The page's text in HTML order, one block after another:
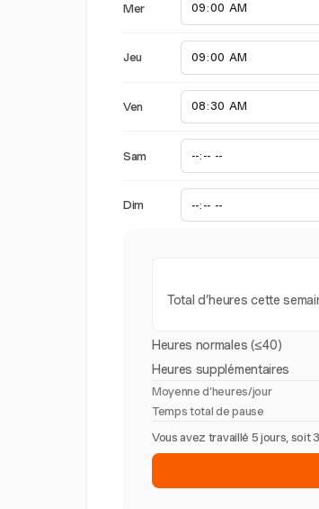
Mer
Jeu
Ven
Sam
Dim
Total d’heures cette
Heures normales (≤40)
Heures supplémentaires
Moyenne d’heures/jour
Temps total de pause
Vous avez travaillé 5 jours, soit